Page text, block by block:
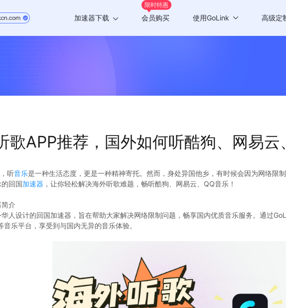
加速器下载
限时特惠
会员购买 使用GoLink 高级定
歌APP推荐，国外如何听酷狗、网易云
听音乐是一种生活态度，更是一种精神寄托。然而，身处异国他乡，有时候会因为网络限
回国加速器 ，让你轻松解决海外听歌难题，畅听酷狗、网易云、QQ音乐！
介
人设计的回国加速器，旨在帮助大家解决网络限制问题，畅享国内优质音乐服务。通过
乐平台，享受到与国内无异的音乐体验。